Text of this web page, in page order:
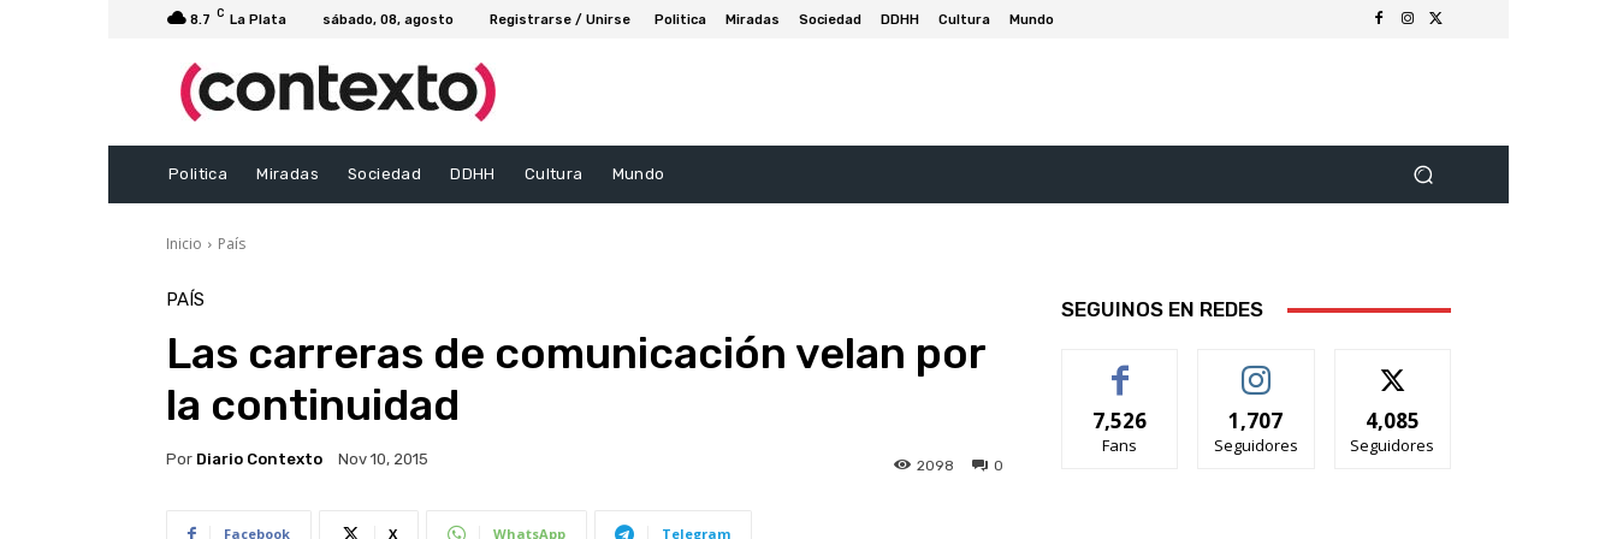
8.7 C La Plata sábado, 08, agosto Registrarse / Unirse Politica Miradas Sociedad DDHH Cultura Mundo
Politica Miradas Sociedad DDHH Cultura Mundo
Inicio País
PAÍS
Las carreras de comunicación velan por
la continuidad
Por Diario Contexto Nov 10, 2015 0
2098
Facebook X WhatsApp Telegram
SEGUINOS EN REDES
7,526
Fans
1,707
Seguidores
4,085
Seguidores